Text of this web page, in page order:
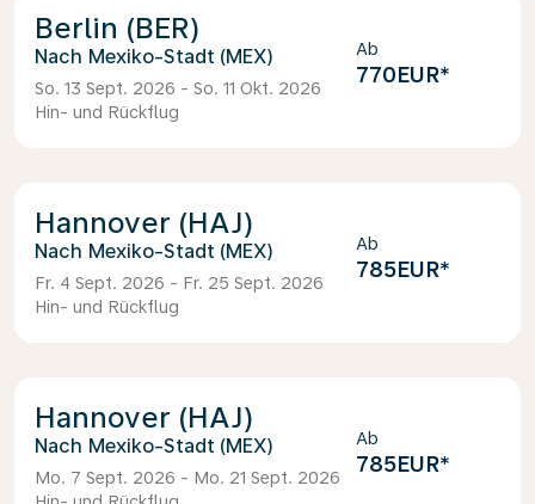
Berlin (BER)
Mexiko-Stadt (MEX)
So. 13 Sept. 2026 - So. 11 Okt. 2026
Hin- und Rückflug
Ab
770EUR*
Hannover (HAJ)
Mexiko-Stadt (MEX)
Fr. 4 Sept. 2026 - Fr. 25 Sept. 2026
Hin- und Rückflug
Ab
785EUR*
Hannover (HAJ)
Mexiko-Stadt (MEX)
Mo. 7 Sept. 2026 - Mo. 21 Sept. 2026
Ab
785EUR*